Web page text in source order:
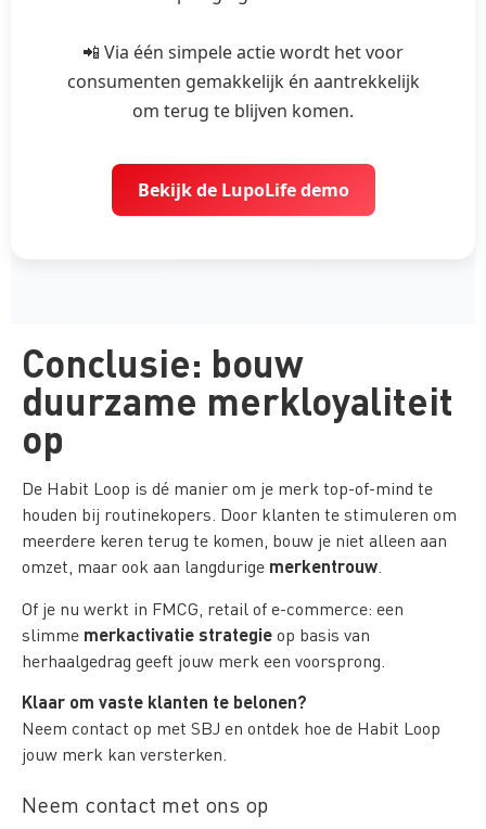
📲 Via één simpele actie wordt het voor
consumenten gemakkelijk én aantrekkelijk
om terug te blijven komen.
Bekijk de LupoLife demo
Conclusie: bouw
duurzame merkloyaliteit
op
De Habit Loop is dé manier om je merk top-of-mind te
houden bij routinekopers. Door klanten te stimuleren om
meerdere keren terug te komen, bouw je niet alleen aan
omzet, maar ook aan langdurige merkentrouw.
Of je nu werkt in FMCG, retail of e-commerce: een
slimme merkactivatie strategie op basis van
herhaalgedrag geeft jouw merk een voorsprong.
Klaar om vaste klanten te belonen?
Neem contact op met SBJ en ontdek hoe de Habit Loop
jouw merk kan versterken.
Neem contact met ons op